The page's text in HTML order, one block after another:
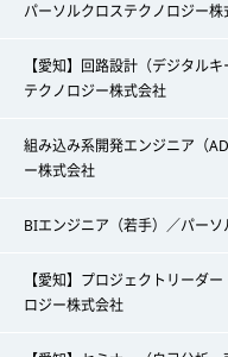
パーソルクロステクノロジー株
【愛知】回路設計（デジタル
テクノロジー株式会社
組み込み系開発エンジニア（
ー株式会社
BIエンジニア（若手）／パー
【愛知】プロジェクトリーダ
ロジー株式会社